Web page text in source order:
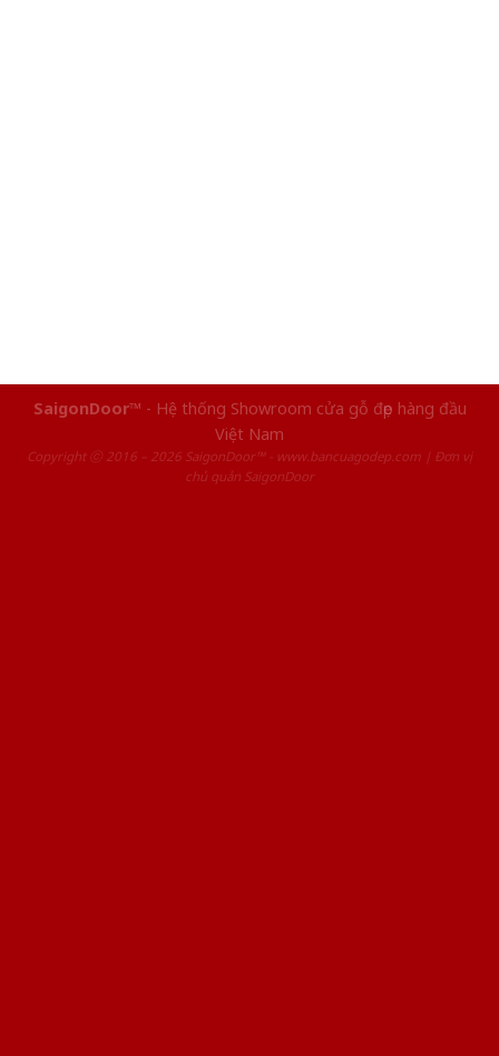
SaigonDoor™ - Hệ thống Showroom cửa gỗ đẹp hàng đầu
Việt Nam
Copyright ⓒ 2016 – 2026 SaigonDoor™ - www.bancuagodep.com | Đơn vị
chủ quản SaigonDoor